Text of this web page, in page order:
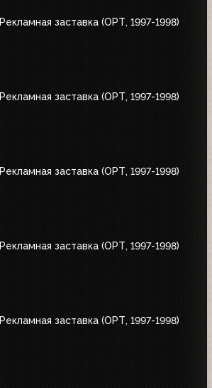
Рекламная заставка (ОРТ, 1997-1998)
Рекламная заставка (ОРТ, 1997-1998)
Рекламная заставка (ОРТ, 1997-1998)
Рекламная заставка (ОРТ, 1997-1998)
Рекламная заставка (ОРТ, 1997-1998)